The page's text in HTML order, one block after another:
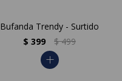
Bufanda Trendy - Surtido
$ 399 $ 499
add